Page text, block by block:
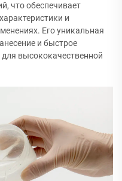
что обеспечивает
и
Его уникальная
и быстрое
высококачественной